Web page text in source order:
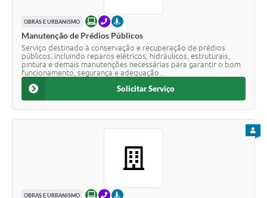
OBRAS E URBANISMO ONLINETELEFONEPRESENCIAL
Manutenção de Prédios Públicos
Serviço destinado à conservação e recuperação de prédios
públicos, incluindo reparos elétricos, hidráulicos, estruturais,
pintura e demais manutenções necessárias para garantir o bom
funcionamento, segurança e adequação...
Solicitar Serviço
OBRAS E URBANISMO ONLINETELEFONEPRESENCIAL